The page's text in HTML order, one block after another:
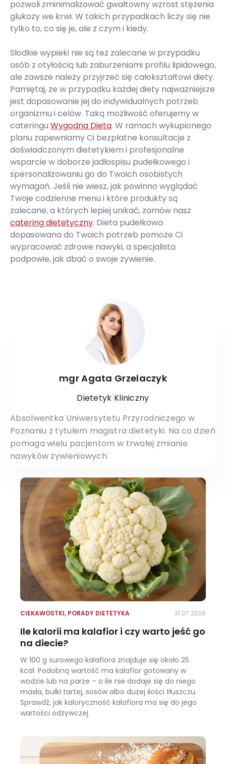
pozwoli zminimalizować gwałtowny wzrost stężenia
glukozy we krwi. W takich przypadkach liczy się nie
tylko to, co się je, ale z czym i kiedy.
Słodkie wypieki nie są też zalecane w przypadku
osób z otyłością lub zaburzeniami profilu lipidowego,
ale zawsze należy przyjrzeć się całokształtowi diety.
Pamiętaj, że w przypadku każdej diety najważniejsze
jest dopasowanie jej do indywidualnych potrzeb
organizmu i celów. Taką możliwość oferujemy w
cateringu Wygodna Dieta. W ramach wykupionego
planu zapewniamy Ci bezpłatne konsultacje z
doświadczonym dietetykiem i profesjonalne
wsparcie w doborze jadłospisu pudełkowego i
spersonalizowaniu go do Twoich osobistych
wymagań. Jeśli nie wiesz, jak powinno wyglądać
Twoje codzienne menu i które produkty są
zalecane, a których lepiej unikać, zamów nasz
catering dietetyczny. Dieta pudełkowa
dopasowana do Twoich potrzeb pomoże Ci
wypracować zdrowe nawyki, a specjalista
podpowie, jak dbać o swoje żywienie.
mgr Agata Grzelaczyk
Dietetyk Kliniczny
Absolwentka Uniwersytetu Przyrodniczego w
Poznaniu z tytułem magistra dietetyki. Na co dzień
pomaga wielu pacjentom w trwałej zmianie
nawyków żywieniowych.
CIEKAWOSTKI, PORADY DIETETYKA 31.07.2026
Ile kalorii ma kalafior i czy warto jeść go
na diecie?
W 100 g surowego kalafiora znajduje się około 25
kcal. Podobną wartość ma kalafior gotowany w
wodzie lub na parze – o ile nie dodaje się do niego
masła, bułki tartej, sosów albo dużej ilości tłuszczu.
Sprawdź, jak kaloryczność kalafiora ma się do jego
wartości odżywczej.